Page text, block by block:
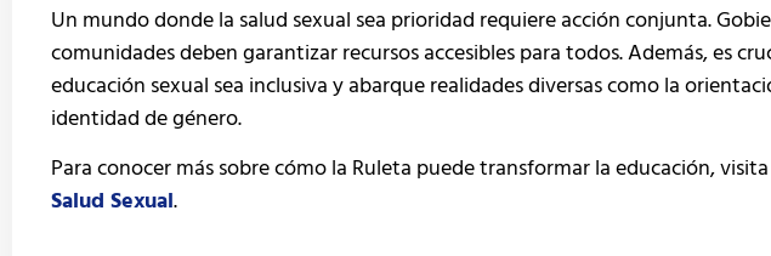
Un mundo donde la salud sexual sea prioridad requiere acción conjunta.
comunidades deben garantizar recursos accesibles para todos. Además, es
educación sexual sea inclusiva y abarque realidades diversas como la
identidad de género.
Para conocer más sobre cómo la Ruleta puede transformar la educación, visita
Salud Sexual.